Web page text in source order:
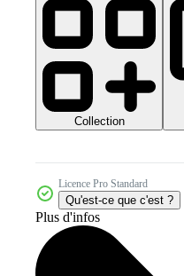
Collection
Licence Pro Standard
Qu'est-ce que c'est ?
Plus d'infos